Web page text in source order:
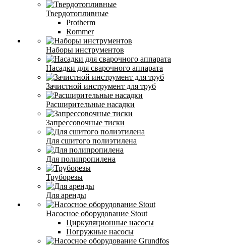
Твердотопливные
Protherm
Rommer
Наборы инструментов
Насадки для сварочного аппарата
Зачистной инструмент для труб
Расширительные насадки
Запрессовочные тиски
Для сшитого полиэтилена
Для полипропилена
Труборезы
Для аренды
Насосное оборудование Stout
Циркуляционные насосы
Погружные насосы